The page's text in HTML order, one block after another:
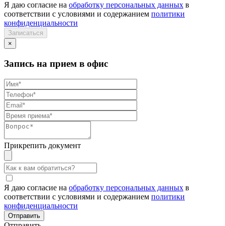
Я даю согласие на обработку персональных данных в
соответствии с условиями и содержанием политики
конфиденциальности
×
Запись на прием в офис
Прикрепить документ
Я даю согласие на обработку персональных данных в
соответствии с условиями и содержанием политики
конфиденциальности